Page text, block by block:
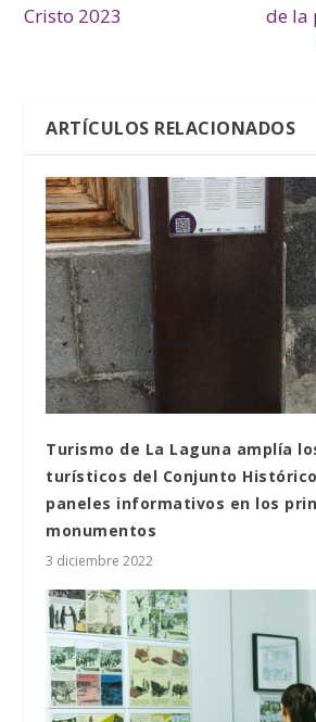
Cristo 2023
de la
ARTÍCULOS RELACIONADOS
Turismo de La Laguna amplía
turísticos del Conjunto
paneles informativos en los
monumentos
3 diciembre 2022